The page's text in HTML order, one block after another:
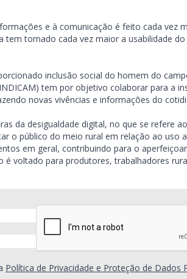
e à comunicação é feito cada vez
tem tornado cada vez maior a usabilidade
inclusão social do homem do
tem por objetivo colaborar para a
novas vivências e informações do
da desigualdade digital, no que se refere
o público do meio rural em relação ao uso
em geral, contribuindo para o
voltado para produtores, trabalhadores
Política de Privacidade e Proteção de Dados